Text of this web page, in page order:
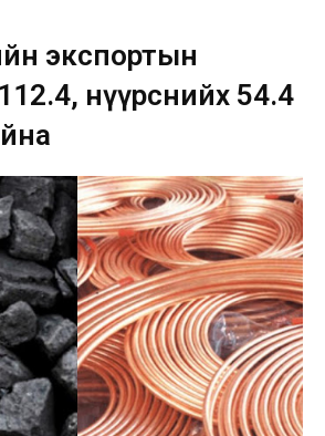
экспортын
нүүрснийх 54.4